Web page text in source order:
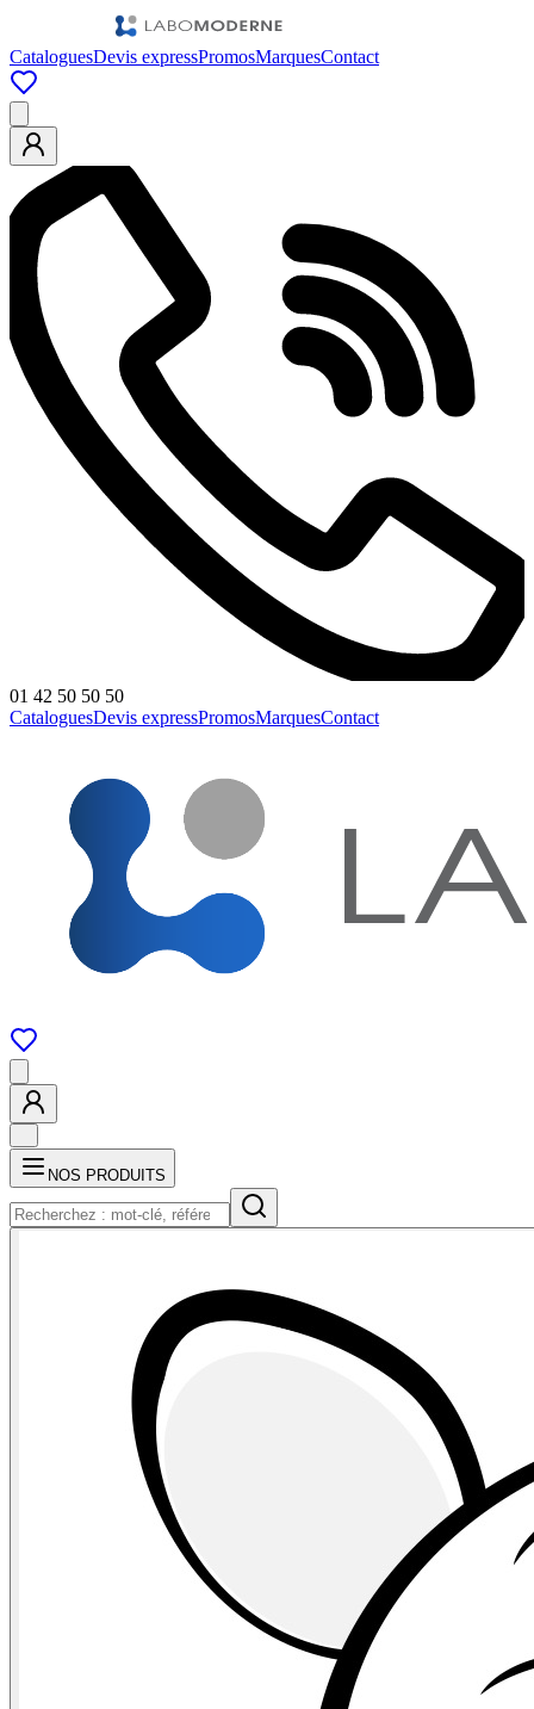
CataloguesDevis expressPromosMarquesContact
01 42 50 50 50
CataloguesDevis expressPromosMarquesContact
NOS PRODUITS